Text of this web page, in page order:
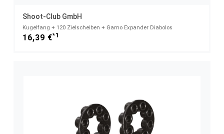
Shoot-Club GmbH
Kugelfang + 120 Zielscheiben + Gamo Expander Diabolos
16,39 €*1